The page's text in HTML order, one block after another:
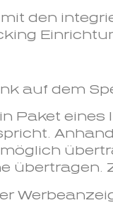
den
auf dem
Paket
übertragen.